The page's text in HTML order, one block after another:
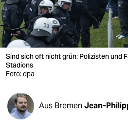
nord
wahrheit
verlag
verlag
shop
fragen & hilfe
Sind sich oft nicht grün: Polizisten und
Stadions
Foto: dpa
Aus Bremen Jean-